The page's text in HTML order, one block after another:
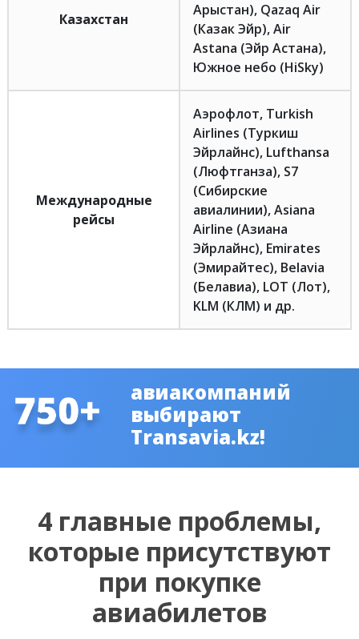
Казахстан
Арыстан), Qazaq Air
(Казак Эйр), Air
Astana (Эйр Астана),
Южное небо (HiSky)
Международные
рейсы
Аэрофлот, Turkish
Airlines (Туркиш
Эйрлайнс), Lufthansa
(Люфтганза), S7
(Сибирские
авиалинии), Asiana
Airline (Азиана
Эйрлайнс), Emirates
(Эмирайтес), Belavia
(Белавиа), LOT (Лот),
KLM (КЛМ) и др.
авиакомпаний
выбирают
Transavia.kz!
4 главные проблемы,
которые присутствуют
при покупке
авиабилетов